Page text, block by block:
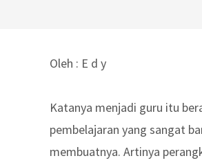
Oleh : E d y
Katanya menjadi guru itu
pembelajaran yang sangat
membuatnya. Artinya